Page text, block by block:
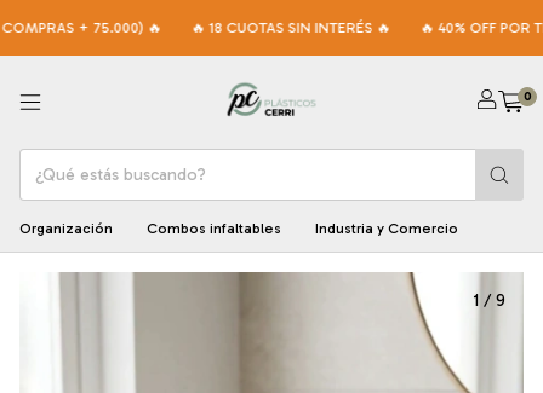
+ 75.000) 🔥 🔥 18 CUOTAS SIN INTERÉS 🔥 🔥 40% OFF POR
0
Organización Combos infaltables Industria y Comercio
1 /9